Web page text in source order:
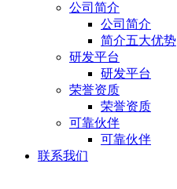
公司简介
公司简介
简介五大优势
研发平台
研发平台
荣誉资质
荣誉资质
可靠伙伴
可靠伙伴
联系我们